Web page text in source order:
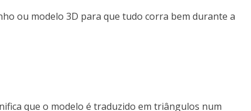
ou modelo 3D para que tudo corra bem durante a
que o modelo é traduzido em triângulos num